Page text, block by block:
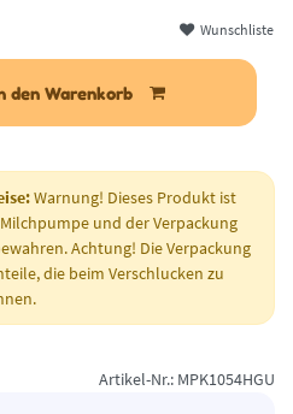
Wunschliste
den Warenkorb
Warnung! Dieses Produkt ist
und der Verpackung
Achtung! Die Verpackung
die beim Verschlucken zu
Artikel-Nr.: MPK1054HGU